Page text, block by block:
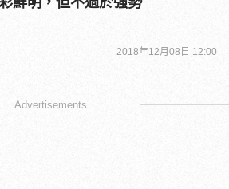
2018年12月08日 12:00
Advertisements